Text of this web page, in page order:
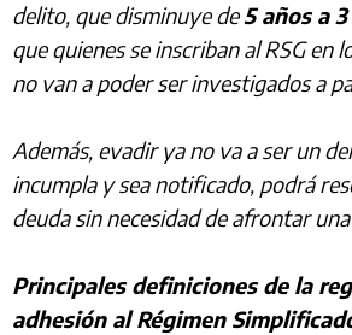
delito, que disminuye de5 años a
que quienes se inscriban al RSG en
no van a poder ser investigados a
Además, evadir ya no va a ser un
incumpla y sea notificado, podrá
deuda sin necesidad de afrontar
Principales definiciones de la
adhesión al Régimen